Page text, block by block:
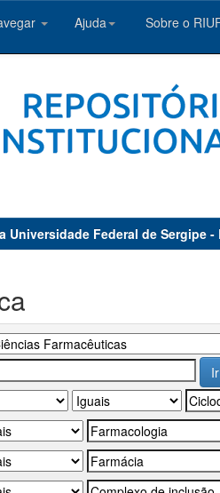
Ajuda Sobre o
Federal de Sergipe -